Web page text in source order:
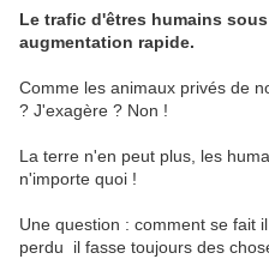
Le trafic d'êtres humains
augmentation rapide.
Comme les animaux privés de
? J'exagère ? Non !
La terre n'en peut plus, les
n'importe quoi !
Une question : comment se fait
perdu il fasse toujours des